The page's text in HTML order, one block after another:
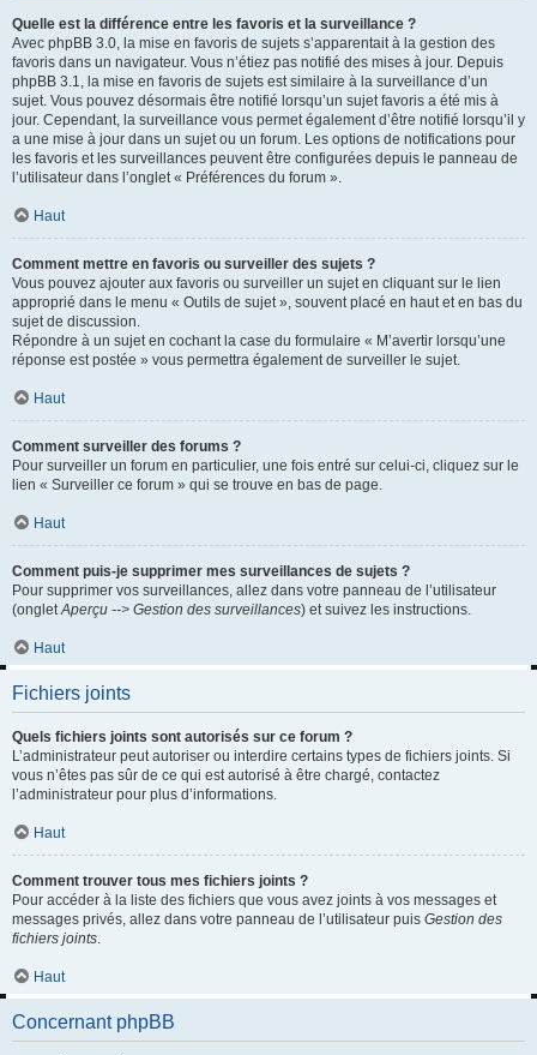
Quelle est la différence entre les favoris et la surveillance ?
Avec phpBB 3.0, la mise en favoris de sujets s’apparentait à la gestion des
favoris dans un navigateur. Vous n’étiez pas notifié des mises à jour. Depuis
phpBB 3.1, la mise en favoris de sujets est similaire à la surveillance d’un
sujet. Vous pouvez désormais être notifié lorsqu’un sujet favoris a été mis à
jour. Cependant, la surveillance vous permet également d’être notifié lorsqu’il y
a une mise à jour dans un sujet ou un forum. Les options de notifications pour
les favoris et les surveillances peuvent être configurées depuis le panneau de
l’utilisateur dans l’onglet « Préférences du forum ».
Haut
Comment mettre en favoris ou surveiller des sujets ?
Vous pouvez ajouter aux favoris ou surveiller un sujet en cliquant sur le lien
approprié dans le menu « Outils de sujet », souvent placé en haut et en bas du
sujet de discussion.
Répondre à un sujet en cochant la case du formulaire « M’avertir lorsqu’une
réponse est postée » vous permettra également de surveiller le sujet.
Haut
Comment surveiller des forums ?
Pour surveiller un forum en particulier, une fois entré sur celui-ci, cliquez sur le
lien « Surveiller ce forum » qui se trouve en bas de page.
Haut
Comment puis-je supprimer mes surveillances de sujets ?
Pour supprimer vos surveillances, allez dans votre panneau de l’utilisateur
(onglet Aperçu --> Gestion des surveillances) et suivez les instructions.
Haut
Fichiers joints
Quels fichiers joints sont autorisés sur ce forum ?
L’administrateur peut autoriser ou interdire certains types de fichiers joints. Si
vous n’êtes pas sûr de ce qui est autorisé à être chargé, contactez
l’administrateur pour plus d’informations.
Haut
Comment trouver tous mes fichiers joints ?
Pour accéder à la liste des fichiers que vous avez joints à vos messages et
messages privés, allez dans votre panneau de l’utilisateur puis Gestion des
fichiers joints
Haut
Concernant phpBB